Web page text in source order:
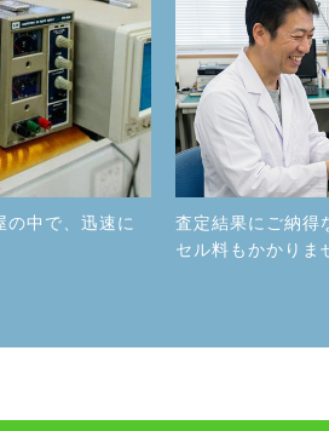
の中で、迅速に
査定結果にご納得
セル料もかかりま